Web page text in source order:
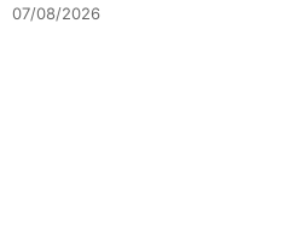
07/08/2026